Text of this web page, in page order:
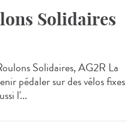
Solidaires
Solidaires, AG2R La
pédaler sur des vélos fixes
l'...